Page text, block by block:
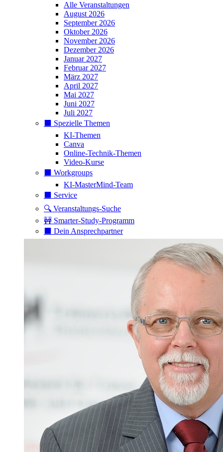
Alle Veranstaltungen
August 2026
September 2026
Oktober 2026
November 2026
Dezember 2026
Januar 2027
Februar 2027
März 2027
April 2027
Mai 2027
Juni 2027
Juli 2027
⬛️ Spezielle Themen
KI-Themen
Canva
Online-Technik-Themen
Video-Kurse
⬛️ Workgroups
KI-MasterMind-Team
⬛️ Service
🔍 Veranstaltungs-Suche
🚧 Smarter-Study-Programm
⬛️ Dein Ansprechpartner